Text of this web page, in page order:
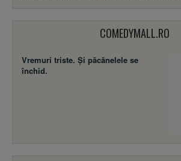
COMEDYMALL.RO
Vremuri triste. Şi păcănelele se
închid.